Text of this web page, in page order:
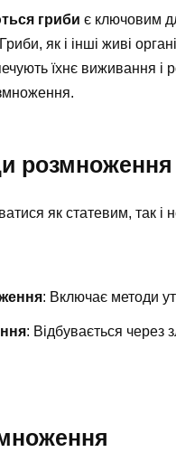
гриби є ключовим
як і інші живі
їхнє виживання і
розмноження
як статевим, так
: Включає методи
: Відбувається через